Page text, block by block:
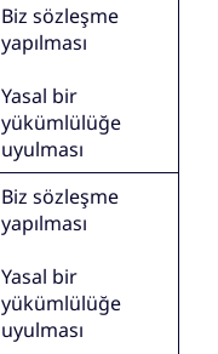
Biz sözleşme
yapılması
Yasal bir
yükümlülüğe
uyulması
Biz sözleşme
yapılması
Yasal bir
yükümlülüğe
uyulması